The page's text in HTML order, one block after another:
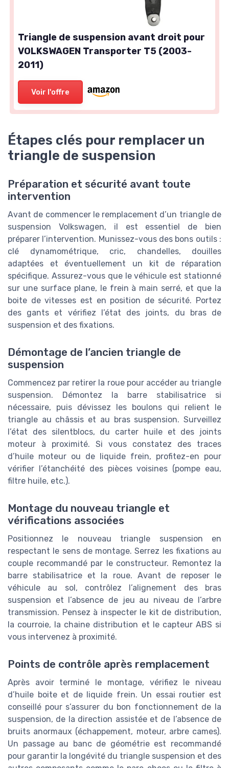
Triangle de suspension avant droit pour
VOLKSWAGEN Transporter T5 (2003-
2011)
Voir l'offre
Étapes clés pour remplacer un
triangle de suspension
Préparation et sécurité avant toute
intervention
Avant de commencer le remplacement d’un triangle de
suspension Volkswagen, il est essentiel de bien
préparer l’intervention. Munissez-vous des bons outils :
clé dynamométrique, cric, chandelles, douilles
adaptées et éventuellement un kit de réparation
spécifique. Assurez-vous que le véhicule est stationné
sur une surface plane, le frein à main serré, et que la
boite de vitesses est en position de sécurité. Portez
des gants et vérifiez l’état des joints, du bras de
suspension et des fixations.
Démontage de l’ancien triangle de
suspension
Commencez par retirer la roue pour accéder au triangle
suspension. Démontez la barre stabilisatrice si
nécessaire, puis dévissez les boulons qui relient le
triangle au châssis et au bras suspension. Surveillez
l’état des silentblocs, du carter huile et des joints
moteur à proximité. Si vous constatez des traces
d’huile moteur ou de liquide frein, profitez-en pour
vérifier l’étanchéité des pièces voisines (pompe eau,
filtre huile, etc.).
Montage du nouveau triangle et
vérifications associées
Positionnez le nouveau triangle suspension en
respectant le sens de montage. Serrez les fixations au
couple recommandé par le constructeur. Remontez la
barre stabilisatrice et la roue. Avant de reposer le
véhicule au sol, contrôlez l’alignement des bras
suspension et l’absence de jeu au niveau de l’arbre
transmission. Pensez à inspecter le kit de distribution,
la courroie, la chaine distribution et le capteur ABS si
vous intervenez à proximité.
Points de contrôle après remplacement
Après avoir terminé le montage, vérifiez le niveau
d’huile boite et de liquide frein. Un essai routier est
conseillé pour s’assurer du bon fonctionnement de la
suspension, de la direction assistée et de l’absence de
bruits anormaux (échappement, moteur, arbre cames).
Un passage au banc de géométrie est recommandé
pour garantir la longévité du triangle suspension et des